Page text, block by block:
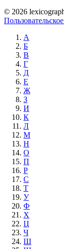
© 2026
А
Б
В
Г
Д
Е
Ж
З
И
К
Л
М
Н
О
П
Р
С
Т
У
Ф
Х
Ц
Ч
Ш